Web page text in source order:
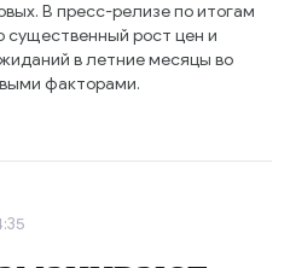
В пресс-релизе по итогам
рост цен и
в летние месяцы во
факторами.